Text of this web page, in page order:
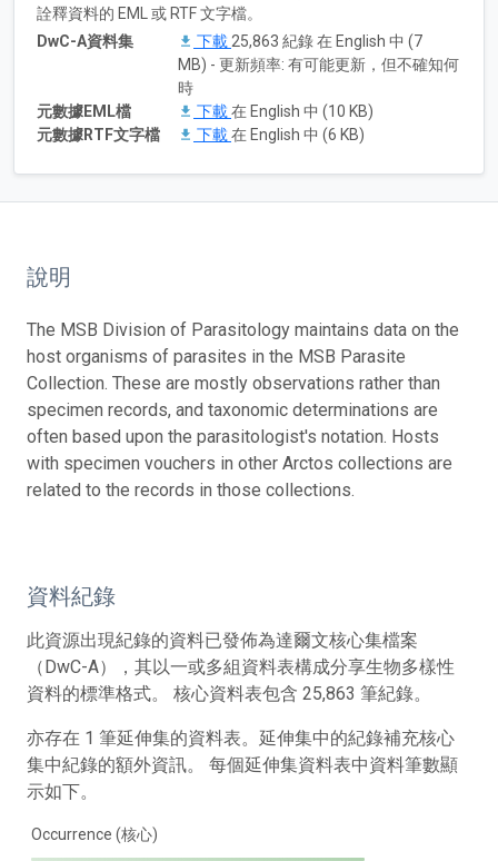
詮釋資料的 EML 或 RTF 文字檔。
DwC-A資料集
下載 25,863 紀錄 在 English 中 (7
MB) - 更新頻率: 有可能更新，但不確知何
時
元數據EML檔
下載在 English 中 (10 KB)
元數據RTF文字檔
下載在 English 中 (6 KB)
說明
The MSB Division of Parasitology maintains data on the
host organisms of parasites in the MSB Parasite
Collection. These are mostly observations rather than
specimen records, and taxonomic determinations are
often based upon the parasitologist's notation. Hosts
with specimen vouchers in other Arctos collections are
related to the records in those collections.
資料紀錄
此資源出現紀錄的資料已發佈為達爾文核心集檔案
（DwC-A），其以一或多組資料表構成分享生物多樣性
資料的標準格式。 核心資料表包含 25,863 筆紀錄。
亦存在 1 筆延伸集的資料表。延伸集中的紀錄補充核心
集中紀錄的額外資訊。 每個延伸集資料表中資料筆數顯
示如下。
Occurrence (核心)